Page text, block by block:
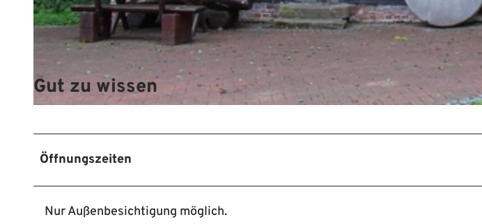
Gut zu wissen
Öffnungszeiten
Nur Außenbesichtigung möglich.